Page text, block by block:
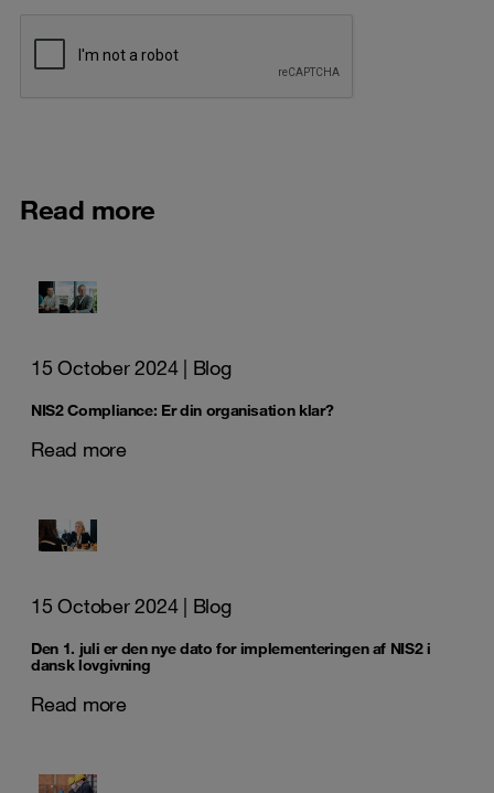
Read more
15 October 2024| Blog
NIS2 Compliance: Er din organisation klar?
Read more
15 October 2024| Blog
Den 1. juli er den nye dato for implementeringen af NIS2 i
dansk lovgivning
Read more